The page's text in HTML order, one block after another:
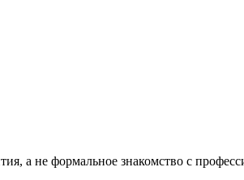
а не формальное знакомство с